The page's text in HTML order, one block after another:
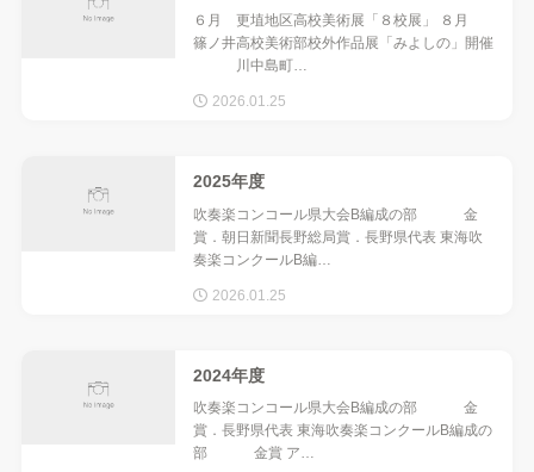
６月 更埴地区高校美術展「８校展」 ８月
篠ノ井高校美術部校外作品展「みよしの」開催
川中島町…
2026.01.25
2025年度
吹奏楽コンコール県大会B編成の部 金
賞．朝日新聞長野総局賞．長野県代表 東海吹
奏楽コンクールB編…
2026.01.25
2024年度
吹奏楽コンコール県大会B編成の部 金
賞．長野県代表 東海吹奏楽コンクールB編成の
部 金賞 ア…